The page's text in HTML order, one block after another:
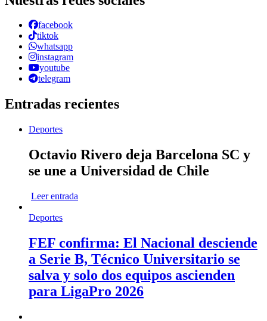
facebook
tiktok
whatsapp
instagram
youtube
telegram
Entradas recientes
Deportes
Octavio Rivero deja Barcelona SC y
se une a Universidad de Chile
Leer entrada
Deportes
FEF confirma: El Nacional desciende
a Serie B, Técnico Universitario se
salva y solo dos equipos ascienden
para LigaPro 2026